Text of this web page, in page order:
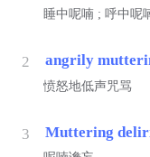
睡中呢喃 ; 呼中呢
2 angrily
愤怒地低声咒骂
3 Muttering